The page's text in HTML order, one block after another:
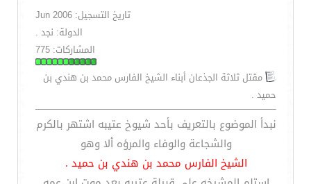
تاريخ التسجيل: Jun 2006
الدولة: نجد .
المشاركات: 775
مقتل ثلاثة الجذعان أبناء الشيخ الفارس محمد بن هندي بن
حميد .
نبدأ الموضوع بالتعريف بأحد شيوخ عتيبه اشتهر بالكرم
والشجاعة والوفاء والمرؤه ألا وهو
الشيخ الفارس محمد بن هندي بن حميد .